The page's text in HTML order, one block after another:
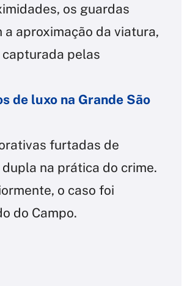
os guardas
aproximação da viatura,
pelas
de luxo na Grande São
furtadas de
na prática do crime.
o caso foi
do Campo.